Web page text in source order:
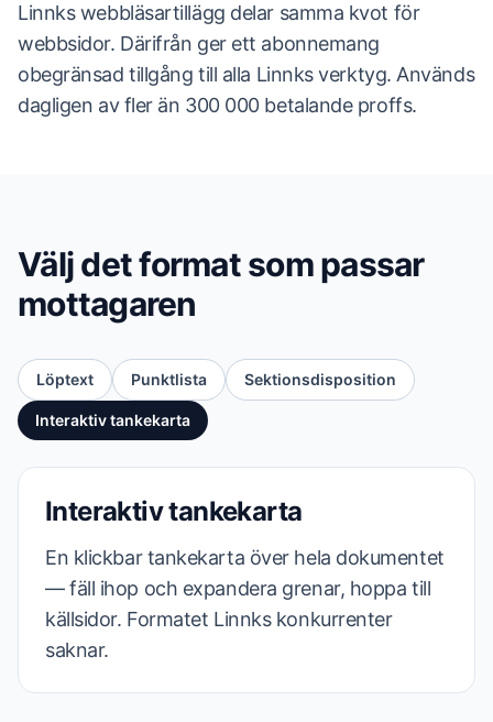
Linnks webbläsartillägg delar samma kvot för
webbsidor. Därifrån ger ett abonnemang
obegränsad tillgång till alla Linnks verktyg. Används
dagligen av fler än 300 000 betalande proffs.
Välj det format som passar
mottagaren
Löptext Punktlista Sektionsdisposition
Interaktiv tankekarta
Interaktiv tankekarta
En klickbar tankekarta över hela dokumentet
— fäll ihop och expandera grenar, hoppa till
källsidor. Formatet Linnks konkurrenter
saknar.